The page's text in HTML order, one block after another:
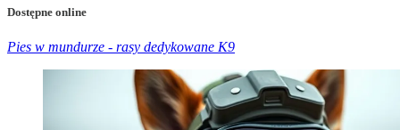
Dostępne online
Pies w mundurze - rasy dedykowane K9